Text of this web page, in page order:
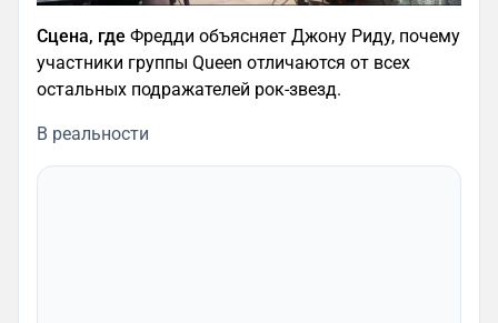
Сцена, где Фредди объясняет Джону Риду, почему
участники группы Queen отличаются от всех
остальных подражателей рок-звезд.
В реальности